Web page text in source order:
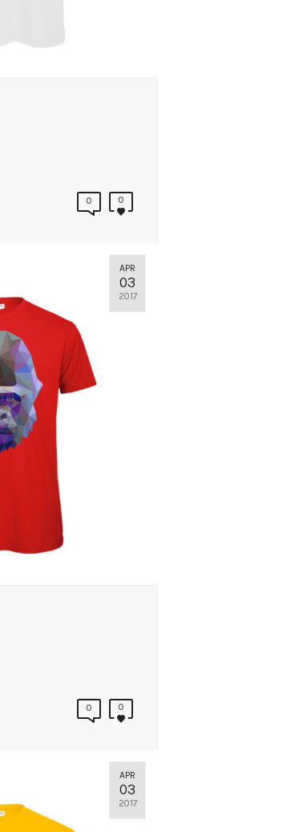
0 0
APR
03
2017
0 0
APR
03
2017